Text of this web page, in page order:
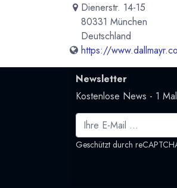
Dienerstr. 14-15
80331 München
Deutschland
https://
Newsletter
Kostenlose News - 1
Geschützt durch